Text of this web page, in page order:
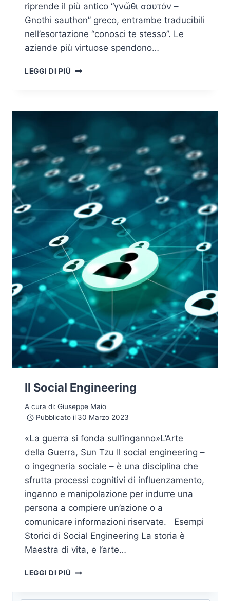
riprende il più antico “γνῶθι σαυτόν –
Gnothi sauthon” greco, entrambe traducibili
nell’esortazione “conosci te stesso”. Le
aziende più virtuose spendono…
LEGGI DI PIÙ INSIDER
INTERNA
Il Social Engineering
A cura di: Giuseppe Maio
Pubblicato il 30 Marzo 2023
«La guerra si fonda sull’inganno»L’Arte
della Guerra, Sun Tzu Il social engineering –
o ingegneria sociale – è una disciplina che
sfrutta processi cognitivi di influenzamento,
inganno e manipolazione per indurre una
persona a compiere un’azione o a
comunicare informazioni riservate. Esempi
Storici di Social Engineering La storia è
Maestra di vita, e l’arte…
LEGGI DI PIÙ IL